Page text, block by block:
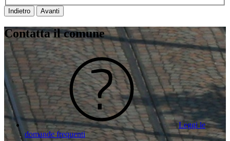
Indietro Avanti
Contatta il comune
Leggi le
domande frequenti